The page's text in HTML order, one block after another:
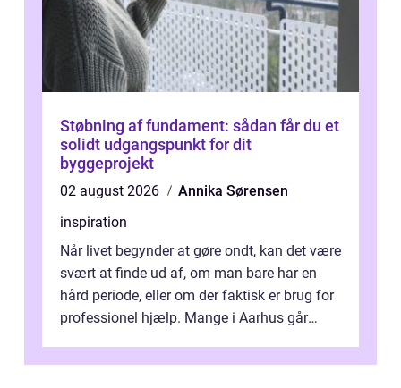
Støbning af fundament: sådan får du et
solidt udgangspunkt for dit
byggeprojekt
02 august 2026
Annika Sørensen
inspiration
Når livet begynder at gøre ondt, kan det være
svært at finde ud af, om man bare har en
hård periode, eller om der faktisk er brug for
professionel hjælp. Mange i Aarhus går